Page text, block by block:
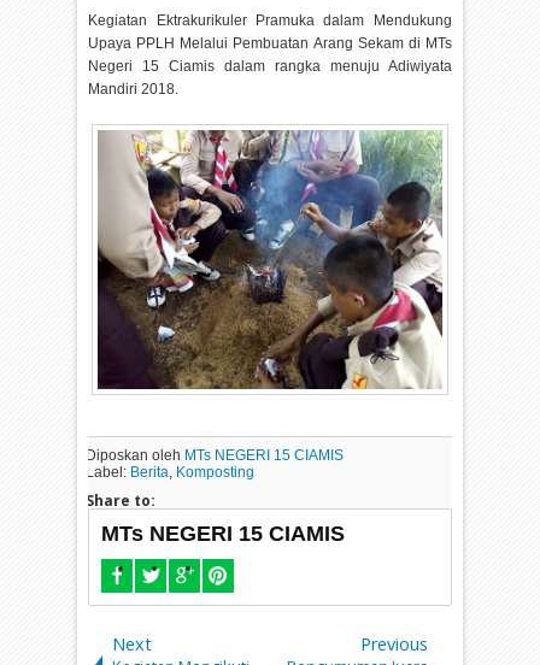
Kegiatan Ektrakurikuler Pramuka dalam Mendukung
Upaya PPLH Melalui Pembuatan Arang Sekam di MTs
Negeri 15 Ciamis dalam rangka menuju Adiwiyata
Mandiri 2018.
Diposkan oleh MTs NEGERI 15 CIAMIS
Label: Berita Komposting
Share to:
MTs NEGERI 15 CIAMIS
Next Previous